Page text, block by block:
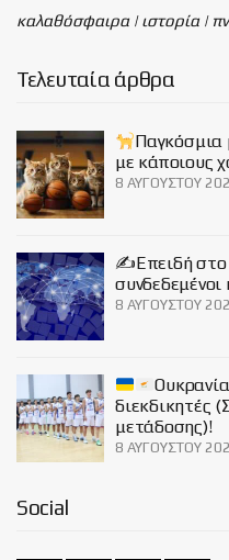
καλαθόσφαιρα | ιστορία |
Τελευταία άρθρα
Παγκόσμια
με κάποιους
8 ΑΥΓΟΎΣΤΟΥ
✍️Επειδή στο
συνδεδεμένοι
8 ΑΥΓΟΎΣΤΟΥ
διεκδικητές
μετάδοσης)!
8 ΑΥΓΟΎΣΤΟΥ
Social